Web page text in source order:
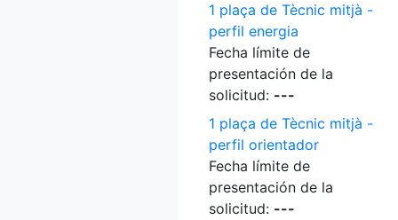
1 plaça de Tècnic mitjà -
perfil energia
Fecha límite de
presentación de la
solicitud: ---
1 plaça de Tècnic mitjà -
perfil orientador
Fecha límite de
presentación de la
solicitud: ---